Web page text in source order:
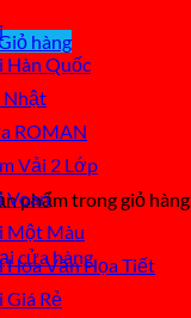
phẩm trong giỏ hàng.
cửa hàng
Hàn Quốc
Nhật
ROMAN
Vải 2 Lớp
Voan
Một Màu
Hoa Văn Họa Tiết
Giá Rẻ